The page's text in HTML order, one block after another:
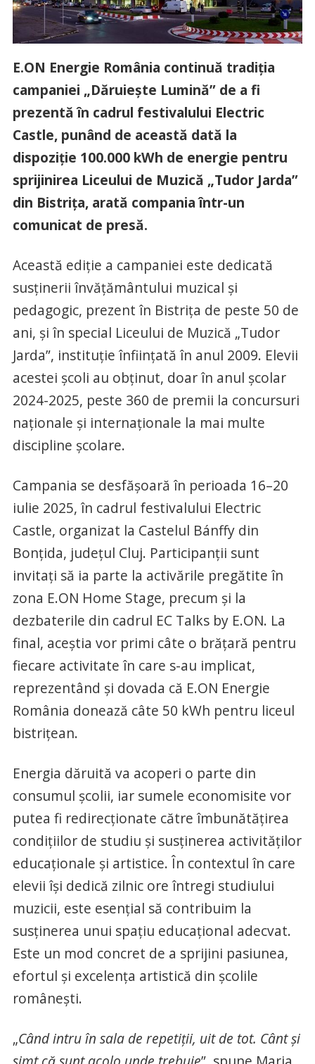
E.ON Energie România continuă tradiția
campaniei „Dăruiește Lumină” de a fi
prezentă în cadrul festivalului Electric
Castle, punând de această dată la
dispoziție 100.000 kWh de energie pentru
sprijinirea Liceului de Muzică „Tudor Jarda”
din Bistrița, arată compania într-un
comunicat de presă.
Această ediție a campaniei este dedicată
susținerii învățământului muzical și
pedagogic, prezent în Bistrița de peste 50 de
ani, și în special Liceului de Muzică „Tudor
Jarda”, instituție înființată în anul 2009. Elevii
acestei școli au obținut, doar în anul școlar
2024-2025, peste 360 de premii la concursuri
naționale și internaționale la mai multe
discipline școlare.
Campania se desfășoară în perioada 16–20
iulie 2025, în cadrul festivalului Electric
Castle, organizat la Castelul Bánffy din
Bonțida, județul Cluj. Participanții sunt
invitați să ia parte la activările pregătite în
zona E.ON Home Stage, precum și la
dezbaterile din cadrul EC Talks by E.ON. La
final, aceștia vor primi câte o brățară pentru
fiecare activitate în care s-au implicat,
reprezentând și dovada că E.ON Energie
România donează câte 50 kWh pentru liceul
bistrițean.
Energia dăruită va acoperi o parte din
consumul școlii, iar sumele economisite vor
putea fi redirecționate către îmbunătățirea
condițiilor de studiu și susținerea activităților
educaționale și artistice. În contextul în care
elevii își dedică zilnic ore întregi studiului
muzicii, este esențial să contribuim la
susținerea unui spațiu educațional adecvat.
Este un mod concret de a sprijini pasiunea,
efortul și excelența artistică din școlile
românești.
„Când intru în sala de repetiții, uit de tot. Cânt și